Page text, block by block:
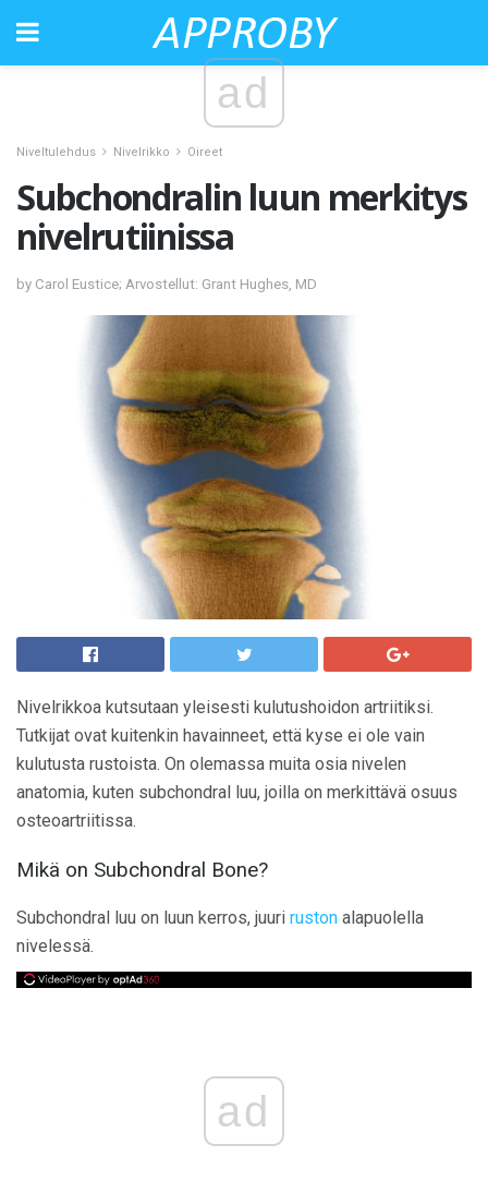
ad
Niveltulehdus Nivelrikko Oireet
Subchondralin luun merkitys
nivelrutiinissa
by Carol Eustice; Arvostellut: Grant Hughes, MD
Nivelrikkoa kutsutaan yleisesti kulutushoidon artriitiksi.
Tutkijat ovat kuitenkin havainneet, että kyse ei ole vain
kulutusta rustoista. On olemassa muita osia nivelen
anatomia, kuten subchondral luu, joilla on merkittävä osuus
osteoartriitissa.
Mikä on Subchondral Bone?
Subchondral luu on luun kerros, juuri ruston alapuolella
nivelessä.
ad